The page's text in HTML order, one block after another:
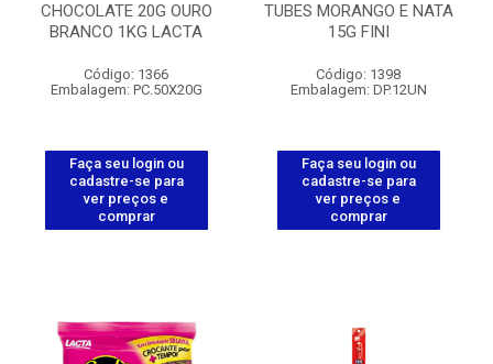
CHOCOLATE 20G OURO
BRANCO 1KG LACTA
Código: 1366
Embalagem: PC.50X20G
Faça seu login ou
cadastre-se para
ver preços e
comprar
TUBES MORANGO E NATA
15G FINI
Código: 1398
Embalagem: DP.12UN
Faça seu login ou
cadastre-se para
ver preços e
comprar